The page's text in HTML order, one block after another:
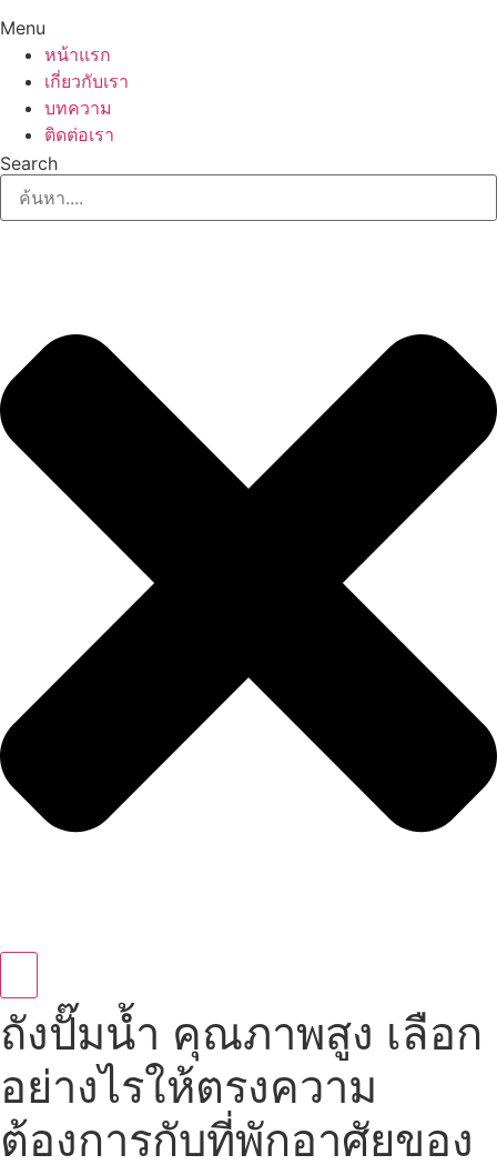
Menu
หน้าแรก
เกี่ยวกับเรา
บทความ
ติดต่อเรา
Search
ถังปั๊มน้ำ คุณภาพสูง เลือก
อย่างไรให้ตรงความ
ต้องการกับที่พักอาศัยของ